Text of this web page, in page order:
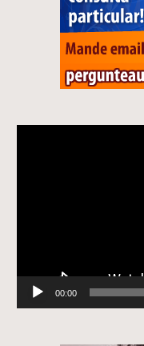
00:00